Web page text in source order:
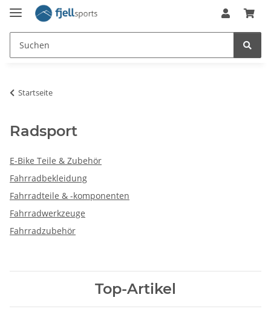
Startseite
Radsport
E-Bike Teile & Zubehör
Fahrradbekleidung
Fahrradteile & -komponenten
Fahrradwerkzeuge
Fahrradzubehör
Top-Artikel